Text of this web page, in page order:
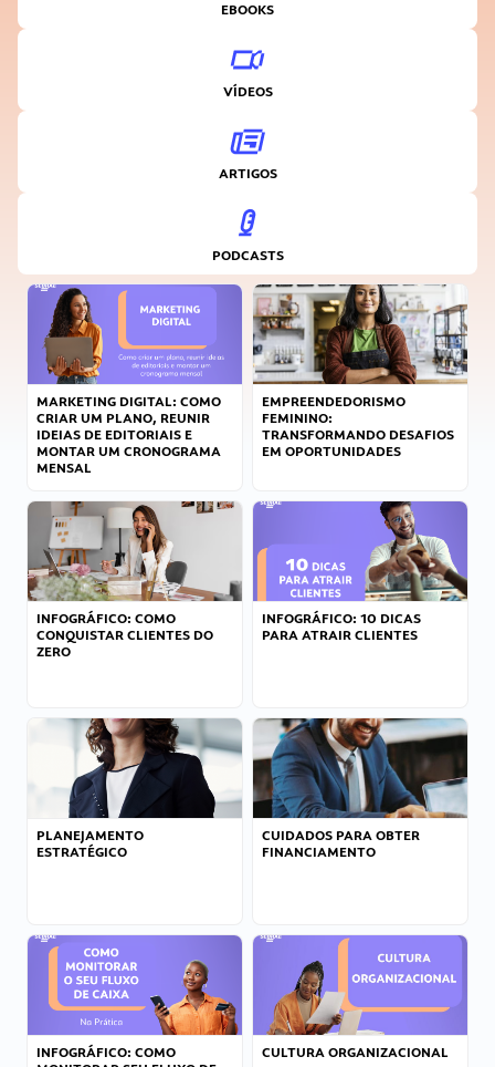
EBOOKS
VÍDEOS
ARTIGOS
PODCASTS
MARKETING DIGITAL: COMO
CRIAR UM PLANO, REUNIR
IDEIAS DE EDITORIAIS E
MONTAR UM CRONOGRAMA
MENSAL
EMPREENDEDORISMO
FEMININO:
TRANSFORMANDO DESAFIOS
EM OPORTUNIDADES
INFOGRÁFICO: COMO
CONQUISTAR CLIENTES DO
ZERO
INFOGRÁFICO: 10 DICAS
PARA ATRAIR CLIENTES
PLANEJAMENTO
ESTRATÉGICO
CUIDADOS PARA OBTER
FINANCIAMENTO
INFOGRÁFICO: COMO
CULTURA ORGANIZACIONAL